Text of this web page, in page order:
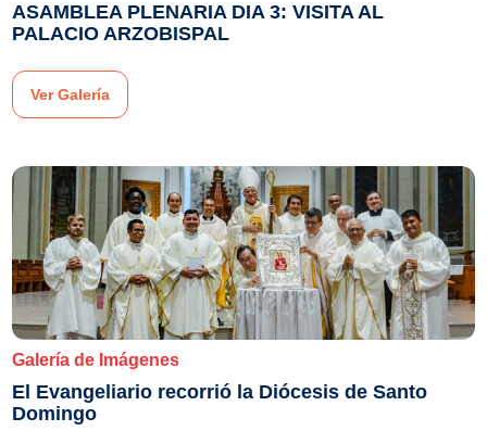
ASAMBLEA PLENARIA DIA 3: VISITA AL
PALACIO ARZOBISPAL
Ver Galería
Galería de Imágenes
El Evangeliario recorrió la Diócesis de Santo
Domingo